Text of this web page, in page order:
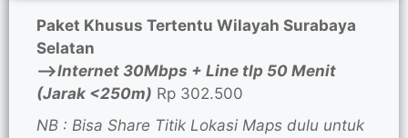
Paket Khusus Tertentu Wilayah Surabaya
Selatan
—>Internet 30Mbps + Line tlp 50 Menit
(Jarak <250m) Rp 302.500
NB : Bisa Share Titik Lokasi Maps dulu untuk